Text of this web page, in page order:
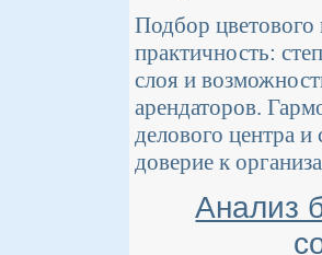
Подбор цветового
практичность:
слоя и
арендаторов.
делового центра
доверие к
Анализ